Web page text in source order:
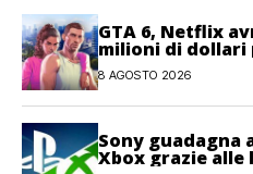
GTA 6, Netflix
milioni di dollari
gioco
8 AGOSTO 2026
Sony guadagna
Xbox grazie alle